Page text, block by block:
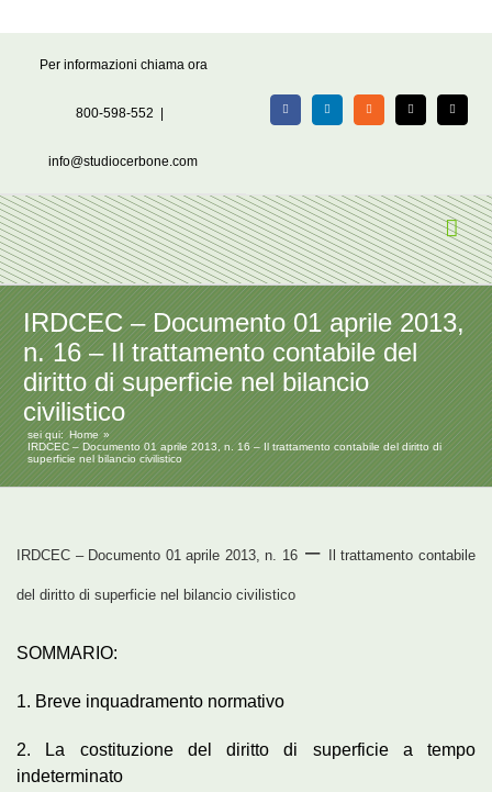
Per informazioni chiama ora
800-598-552
info@studiocerbone.com
FacebookLinkedIn Rss X Email
IRDCEC – Documento 01 aprile 2013,
n. 16 – Il trattamento contabile del
diritto di superficie nel bilancio
civilistico
sei qui: Home
IRDCEC – Documento 01 aprile 2013, n. 16 – Il trattamento contabile del diritto di
superficie nel bilancio civilistico
IRDCEC – Documento 01 aprile 2013, n. 16– Il trattamento contabile
del diritto di superficie nel bilancio civilistico
SOMMARIO:
1. Breve inquadramento normativo
2. La costituzione del diritto di superficie a tempo
indeterminato